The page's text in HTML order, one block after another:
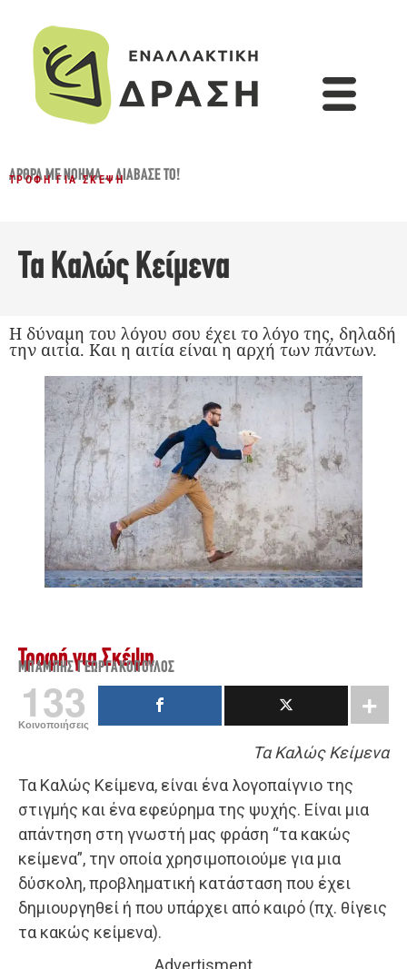
ΆΡΘΡΑ ΜΕ ΝΌΗΜΑ...,ΔΙΆΒΑΣΈ ΤΟ!
ΤΡΟΦΉ ΓΙΑ ΣΚΈΨΗ
Τα Καλώς Κείμενα
Η δύναμη του λόγου σου έχει το λόγο της, δηλαδή
την αιτία. Και η αιτία είναι η αρχή των πάντων.
Τροφή για Σκέψη
ΜΠΆΜΠΗΣ ΓΕΩΡΓΑΚΌΠΟΥΛΟΣ
133
Κοινοποιήσεις
Τα Καλώς Κείμενα
Τα Καλώς Κείμενα, είναι ένα λογοπαίγνιο της
στιγμής και ένα εφεύρημα της ψυχής. Είναι μια
απάντηση στη γνωστή μας φράση “τα κακώς
κείμενα”, την οποία χρησιμοποιούμε για μια
δύσκολη, προβληματική κατάσταση που έχει
δημιουργηθεί ή που υπάρχει από καιρό (πχ. θίγεις
τα κακώς κείμενα).